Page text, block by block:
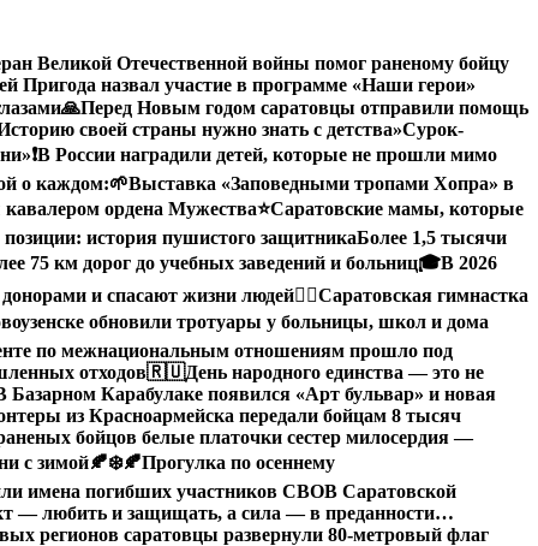
Великой Отечественной войны помог раненому бойцу
Пригода назвал участие в программе «Наши герои»
🙏Перед Новым годом саратовцы отправили помощь
своей страны нужно знать с детства»Сурок-
❗️В России наградили детей, которые не прошли мимо
о каждом:🌱Выставка «Заповедными тропами Хопра» в
ордена Мужества⭐️Саратовские мамы, которые
история пушистого защитникаБолее 1,5 тысячи
75 км дорог до учебных заведений и больниц🎓В 2026
и спасают жизни людей🤸‍♀️Саратовская гимнастка
обновили тротуары у больницы, школ и дома
по межнациональным отношениям прошло под
отходов🇷🇺День народного единства — это не
Базарном Карабулаке появился «Арт бульвар» и новая
из Красноармейска передали бойцам 8 тысяч
бойцов белые платочки сестер милосердия —
с зимой🍂❄️🍂Прогулка по осеннему
имена погибших участников СВОВ Саратовской
— любить и защищать, а сила — в преданности…
регионов саратовцы развернули 80-метровый флаг